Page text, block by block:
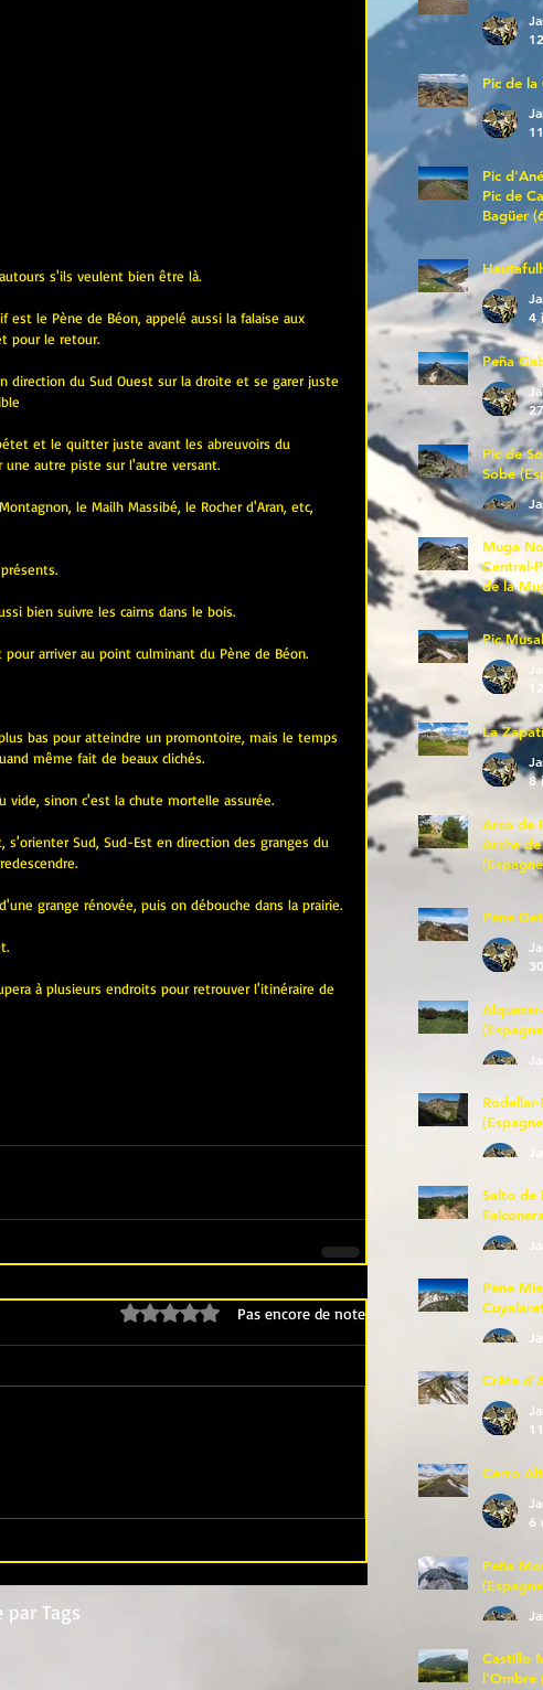
s'ils veulent bien être là.
le Pène de Béon, appelé aussi la falaise aux
pour le retour.
du Sud Ouest sur la droite et se garer juste
et le quitter juste avant les abreuvoirs du
une autre piste sur l'autre versant.
le Mailh Massibé, le Rocher d'Aran, etc,
bien suivre les cairns dans le bois.
arriver au point culminant du Pène de Béon.
bas pour atteindre un promontoire, mais le temps
même fait de beaux clichés.
sinon c'est la chute mortelle assurée.
Sud, Sud-Est en direction des granges du
grange rénovée, puis on débouche dans la prairie.
à plusieurs endroits pour retrouver l'itinéraire de
Noté 0 étoile sur 5. Pas encore de note
par Tags
Pic de la
Pic
Pic de
Bagüer
5
4
Peña
Pic de
Sobe
Muga
Central-
de la
Pic
La
8
Arco de
Arche
7
Pène
Rodellar-
Salto de
Pène
Crête
Cerro
6
Peña
Castillo
l'Ombre